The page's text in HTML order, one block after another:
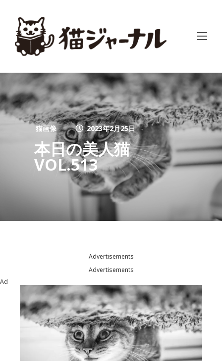
猫画像 2023年2月25日
本日の美人猫
VOL.513
Advertisements
Advertisements
Ad